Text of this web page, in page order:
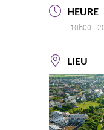
HEURE
10h00 -
LIEU